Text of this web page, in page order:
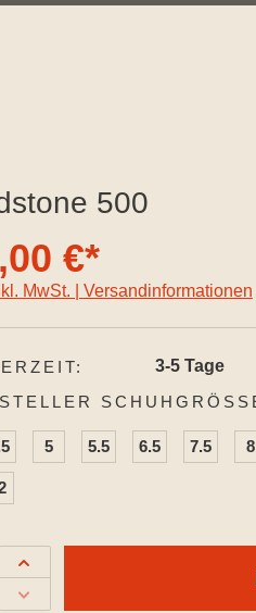
500
€*
MwSt. | Versandinformationen
3-5 Tage
SCHUHGRÖSSE
5 5.5 6.5 7.5 8